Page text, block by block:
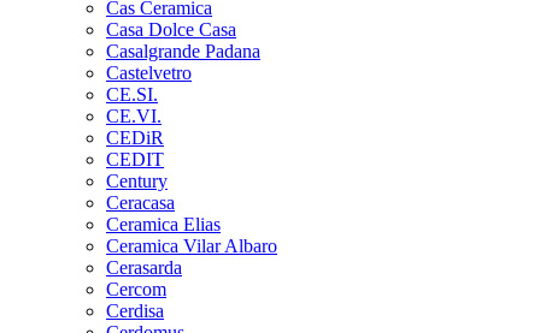
Cas Ceramica
Casa Dolce Casa
Casalgrande Padana
Castelvetro
CE.SI.
CE.VI.
CEDiR
CEDIT
Century
Ceracasa
Ceramica Elias
Ceramica Vilar Albaro
Cerasarda
Cercom
Cerdisa